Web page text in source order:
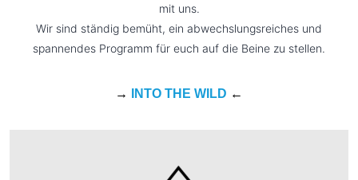
mit uns.
Wir sind ständig bemüht, ein abwechslungsreiches und
spannendes Programm für euch auf die Beine zu stellen.
→ INTO THE WILD ←